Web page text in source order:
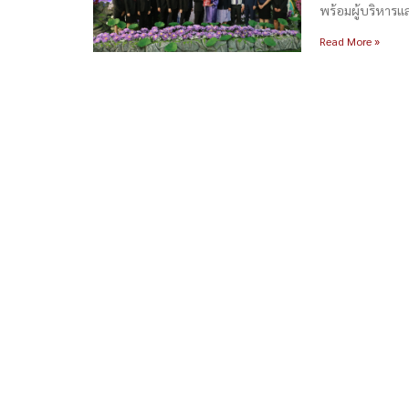
พร้อมผู้บริหารแ
Read More »